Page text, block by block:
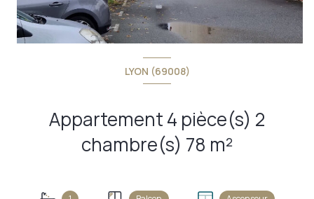
LYON (69008)
Appartement 4 pièce(s) 2
chambre(s) 78 m²